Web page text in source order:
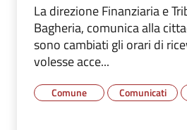
La direzione Finanziaria e
Bagheria, comunica alla
sono cambiati gli orari di
volesse acce...
Comune Comunicati